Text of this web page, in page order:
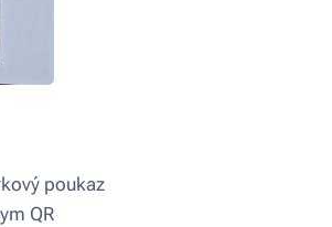
poukaz
QR